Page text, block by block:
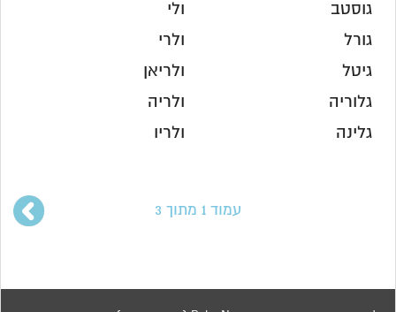
גוסטב
גורל
גיטל
גלוריה
גלינה
ולי
ולרי
ולריאן
ולריה
ולריו
עמוד 1 מתוך 3